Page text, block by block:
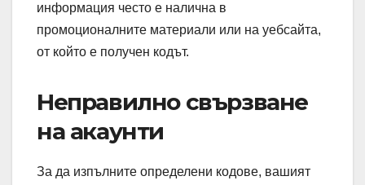
информация често е налична в
промоционалните материали или на уебсайта,
от който е получен кодът.
Неправилно свързване
на акаунти
За да изпълните определени кодове, вашият